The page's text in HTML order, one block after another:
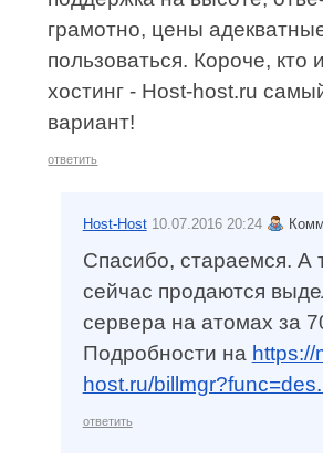
грамотно, цены
пользоваться. Короче, кто
хостинг - Host-host.ru
вариант!
ответить
Host-Host 10.07.2016 20:24
Спасибо, стараемся. А
сейчас продаются
сервера на атомах за
Подробности на https://
host.ru/
ответить